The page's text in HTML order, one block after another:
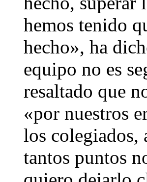
hemos tenido
hecho», ha
equipo no es
resaltado que
«por nuestros
los colegiados,
tantos puntos